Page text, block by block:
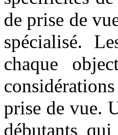
de prise de
spécialisé.
chaque
prise de vue.
débutants